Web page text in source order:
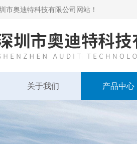
市奥迪特科技有限公司网站！
关于我们 产品中心